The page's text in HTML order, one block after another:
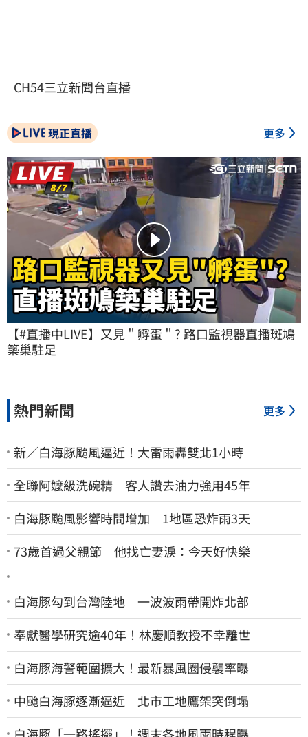
CH54三立新聞台直播
現正直播 更多
【#直播中LIVE】又見＂孵蛋＂? 路口監視器直播斑鳩
築巢駐足
熱門新聞 更多
新／白海豚颱風逼近！大雷雨轟雙北1小時
全聯阿嬤級洗碗精 客人讚去油力強用45年
白海豚颱風影響時間增加 1地區恐炸雨3天
73歲首過父親節 他找亡妻淚：今天好快樂
白海豚勾到台灣陸地 一波波雨帶開炸北部
奉獻醫學研究逾40年！林慶順教授不幸離世
白海豚海警範圍擴大！最新暴風圈侵襲率曝
中颱白海豚逐漸逼近 北市工地鷹架突倒塌
白海豚「一路搖擺」！週末各地風雨時程曝